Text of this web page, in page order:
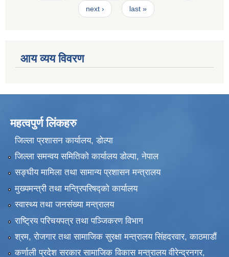
next › last »
आय व्यय विवरण
महत्वपुर्ण लिंकहरु
जिल्ला प्रशासन कार्यालय, डोल्पा
जिल्ला समन्वय समितिको कार्यालय डोल्पा, नेपाल
सङ्‍घीय मामिला तथा सामान्य प्रशासन मन्त्रालय
मुख्यमन्त्री तथा मन्त्रिपरिषद्को कार्यालय
स्वास्थ्य तथा जनसंख्या मन्त्रालय
राष्ट्रिय परिचयपत्र तथा पञ्जिकरण विभाग
श्रम, रोजगार तथा सामाजिक सुरक्षा मन्त्रालय सिंहदरवार, काठमाडाैं
कर्णाली प्रदेश सरकार सामाजिक विकास मन्त्रालय वीरेन्द्रनगर,